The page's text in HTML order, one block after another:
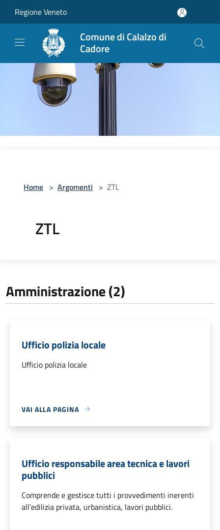
Regione Veneto
Comune di Calalzo di
Cadore
Home > Argomenti > ZTL
ZTL
Amministrazione (2)
Ufficio polizia locale
Ufficio polizia locale
VAI ALLA PAGINA
Ufficio responsabile area tecnica e lavori
pubblici
Comprende e gestisce tutti i provvedimenti inerenti
all’edilizia privata, urbanistica, lavori pubblici.